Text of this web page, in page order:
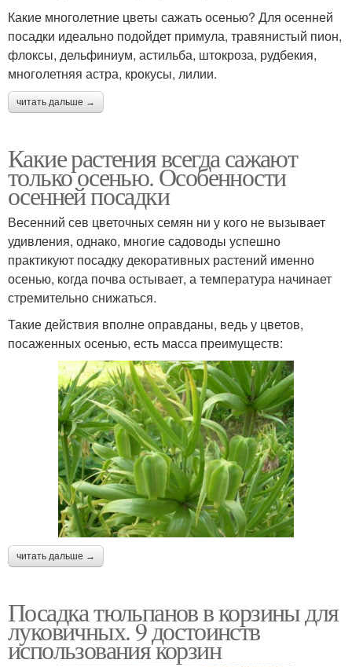
Какие многолетние цветы сажать осенью? Для осенней
посадки идеально подойдет примула, травянистый пион,
флоксы, дельфиниум, астильба, штокроза, рудбекия,
многолетняя астра, крокусы, лилии.
читать дальше →
Какие растения всегда сажают
только осенью. Особенности
осенней посадки
Весенний сев цветочных семян ни у кого не вызывает
удивления, однако, многие садоводы успешно
практикуют посадку декоративных растений именно
осенью, когда почва остывает, а температура начинает
стремительно снижаться.
Такие действия вполне оправданы, ведь у цветов,
посаженных осенью, есть масса преимуществ:
читать дальше →
Посадка тюльпанов в корзины для
луковичных. 9 достоинств
использования корзин